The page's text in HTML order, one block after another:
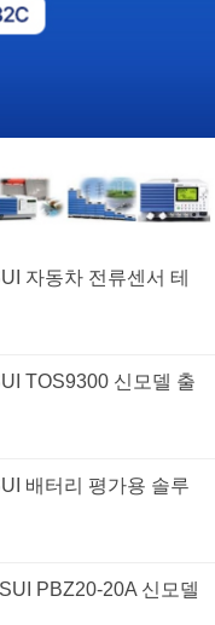
자동차 전류센서 테
TOS9300 신모델 출
배터리 평가용 솔루
PBZ20-20A 신모델